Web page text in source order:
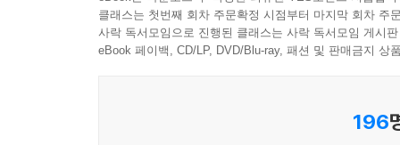
“출간된 지 3년이 흘렀지만 나는 여전히 이 책과 함
“이 책 덕분에 하던 일을 멈추고 나만의 저녁을 시
“짧은 글 한 편도 못 읽는 내가 펼치자마자 완독했다
클래스는 첫번째 회차 주문확정 시점부터 마지막 회차 주
사락 독서모임으로 진행된 클래스는 사락 독서모임 게시
eBook 페이백, CD/LP, DVD/Blu-ray, 패션 및 판매금지 상
196